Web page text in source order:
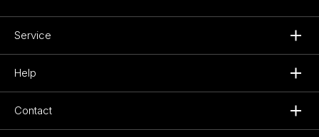
Service
Help
Contact